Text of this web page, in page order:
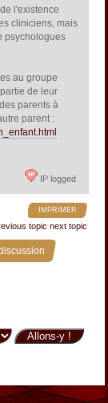
l'existence
cliniciens, mais
psychologues
au groupe
de leur
parents à
parent :
IP logged
IMPRIMER
topic next topic
»